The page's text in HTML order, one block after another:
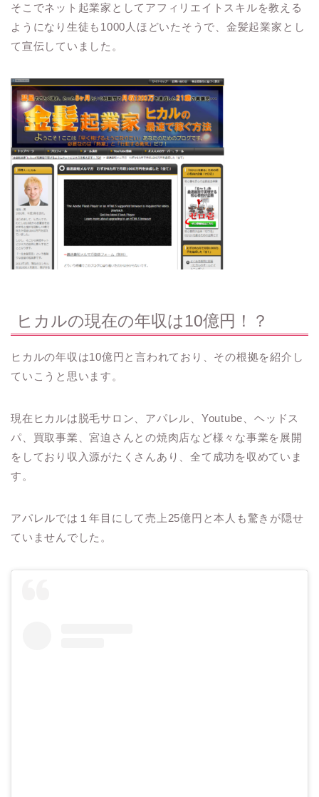
そこでネット起業家としてアフィリエイトスキルを教える
ようになり生徒も1000人ほどいたそうで、金髪起業家とし
て宣伝していました。
ヒカルの現在の年収は10億円！？
ヒカルの年収は10億円と言われており、その根拠を紹介し
ていこうと思います。
現在ヒカルは脱毛サロン、アパレル、Youtube、ヘッドス
パ、買取事業、宮迫さんとの焼肉店など様々な事業を展開
をしており収入源がたくさんあり、全て成功を収めていま
す。
アパレルでは１年目にして売上25億円と本人も驚きが隠せ
ていませんでした。